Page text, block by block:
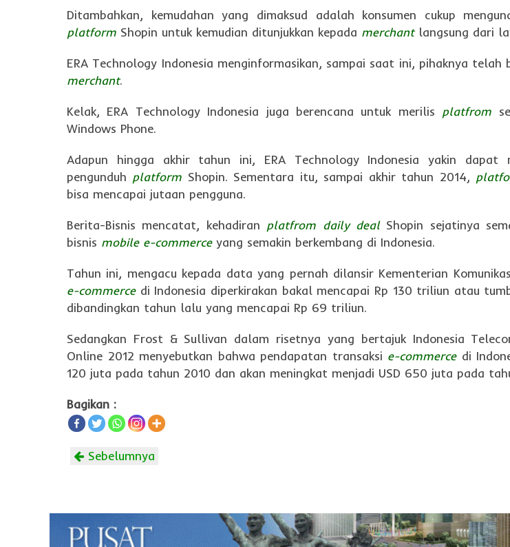
Ditambahkan, kemudahan yang dimaksud adalah konsumen cukup
platform Shopin untuk kemudian ditunjukkan kepada merchantlangsung dari
ERA Technology Indonesia menginformasikan, sampai saat ini, pihaknya telah
merchant.
Kelak, ERA Technology Indonesia juga berencana untuk merilis platfrom
Windows Phone.
Adapun hingga akhir tahun ini, ERA Technology Indonesia yakin dapat
pengunduh platform Shopin. Sementara itu, sampai akhir tahun 2014,
bisa mencapai jutaan pengguna.
Berita-Bisnis mencatat, kehadiran platfrom daily dealShopin sejatinya
bisnis mobile e-commerceyang semakin berkembang di Indonesia.
Tahun ini, mengacu kepada data yang pernah dilansir Kementerian
e-commerce di Indonesia diperkirakan bakal mencapai Rp 130 triliun atau
dibandingkan tahun lalu yang mencapai Rp 69 triliun.
Sedangkan Frost & Sullivan dalam risetnya yang bertajuk Indonesia
Online 2012 menyebutkan bahwa pendapatan transaksi e-commercedi
120 juta pada tahun 2010 dan akan meningkat menjadi USD 650 juta pada
Bagikan :
Sebelumnya